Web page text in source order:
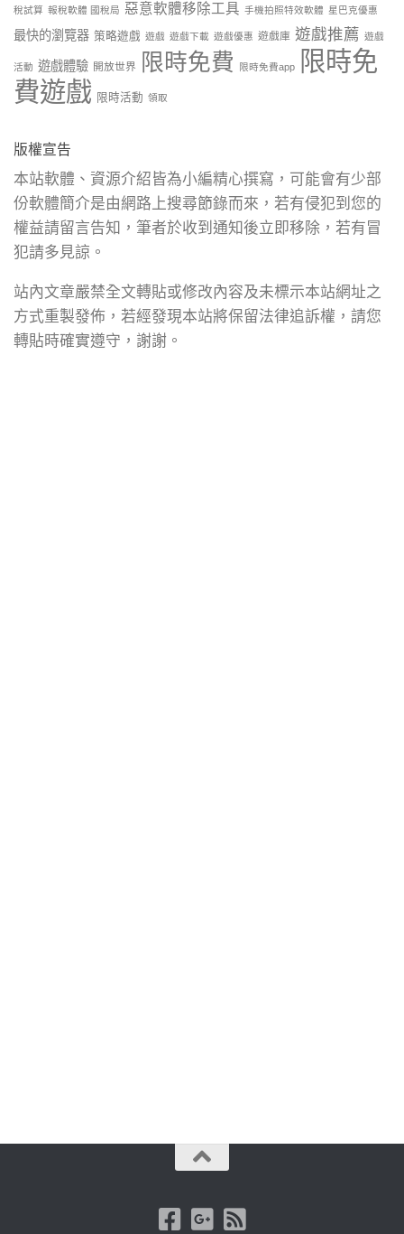
稅試算 報稅軟體 國稅局 惡意軟體移除工具 手機拍照特效軟體 星巴克優惠
最快的瀏覽器 策略遊戲 遊戲 遊戲下載 遊戲優惠 遊戲庫 遊戲推薦 遊戲
活動 遊戲體驗 開放世界 限時免費 限時免費app
限時免
費遊戲 限時活動 領取
版權宣告
本站軟體、資源介紹皆為小編精心撰寫，可能會有少部
份軟體簡介是由網路上搜尋節錄而來，若有侵犯到您的
權益請留言告知，筆者於收到通知後立即移除，若有冒
犯請多見諒。
站內文章嚴禁全文轉貼或修改內容及未標示本站網址之
方式重製發佈，若經發現本站將保留法律追訴權，請您
轉貼時確實遵守，謝謝。